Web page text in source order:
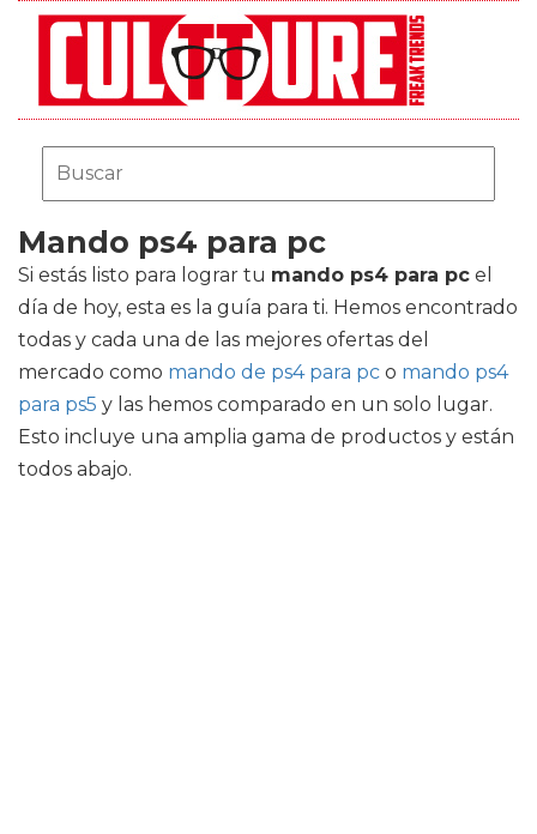
Mando ps4 para pc
Si estás listo para lograr tu mando ps4 para pc el
día de hoy, esta es la guía para ti. Hemos encontrado
todas y cada una de las mejores ofertas del
mercado como mando de ps4 para pc o mando ps4
para ps5 y las hemos comparado en un solo lugar.
Esto incluye una amplia gama de productos y están
todos abajo.